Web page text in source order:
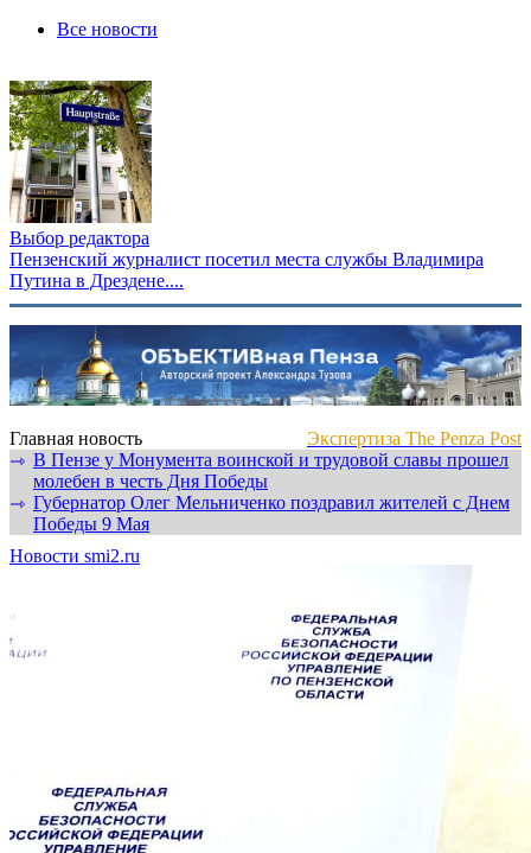
Все новости
Выбор редактора
Пензенский журналист посетил места службы Владимира
Путина в Дрездене....
Главная новость
Экспертиза The Penza Post
⇾ В Пензе у Монумента воинской и трудовой славы прошел
молебен в честь Дня Победы
⇾ Губернатор Олег Мельниченко поздравил жителей с Днем
Победы 9 Мая
Новости smi2.ru